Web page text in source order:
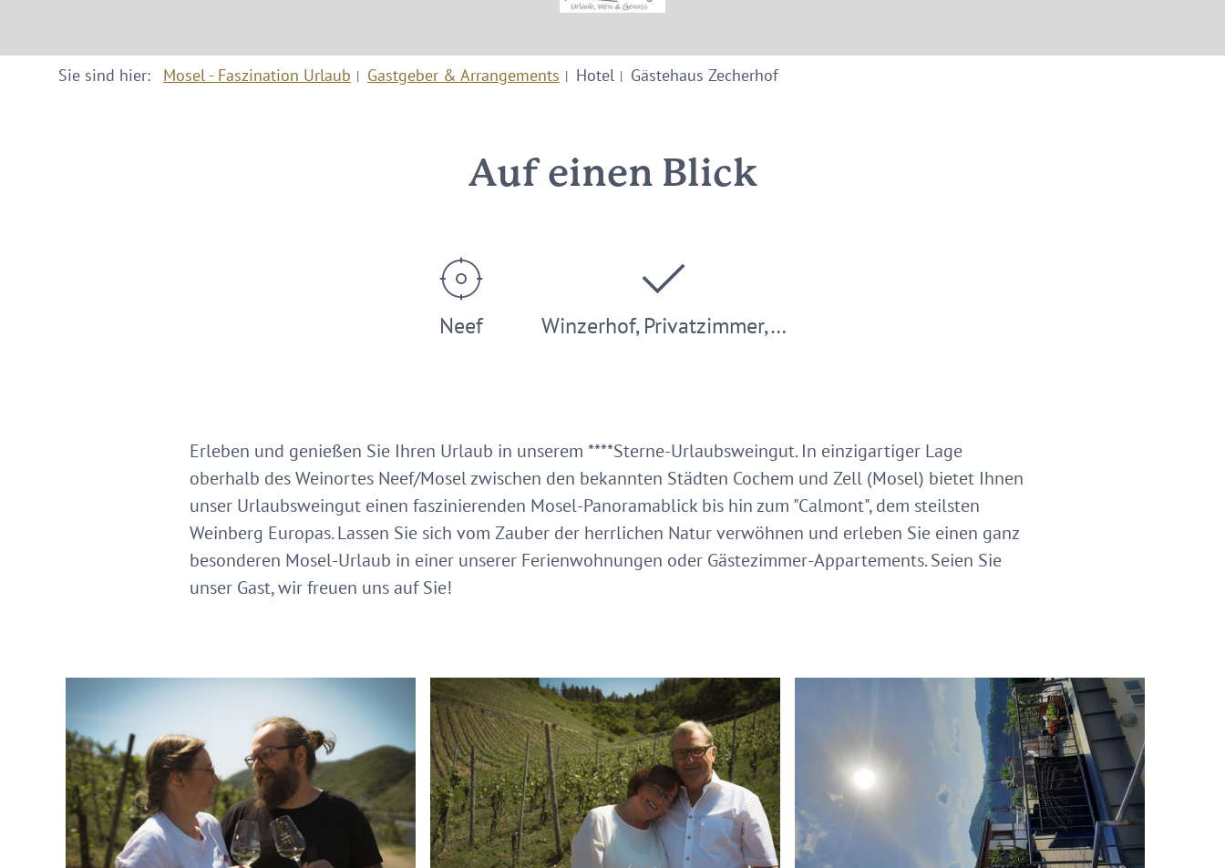
Sie sind hier: Mosel - Faszination Urlaub Gastgeber & Arrangements Hotel Gästehaus Zecherhof
Auf einen Blick
Neef Winzerhof, Privatzimmer,…
Erleben und genießen Sie Ihren Urlaub in unserem ****Sterne-Urlaubsweingut. In einzigartiger Lage
oberhalb des Weinortes Neef/Mosel zwischen den bekannten Städten Cochem und Zell (Mosel) bietet Ihnen
unser Urlaubsweingut einen faszinierenden Mosel-Panoramablick bis hin zum "Calmont", dem steilsten
Weinberg Europas. Lassen Sie sich vom Zauber der herrlichen Natur verwöhnen und erleben Sie einen ganz
besonderen Mosel-Urlaub in einer unserer Ferienwohnungen oder Gästezimmer-Appartements. Seien Sie
unser Gast, wir freuen uns auf Sie!